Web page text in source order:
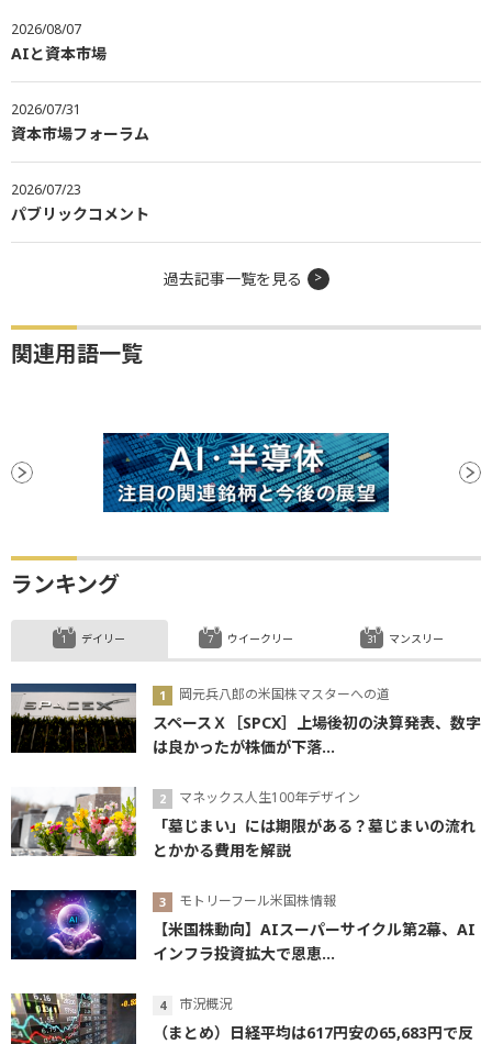
2026/08/07
AIと資本市場
2026/07/31
資本市場フォーラム
2026/07/23
パブリックコメント
過去記事一覧を見る
関連用語一覧
ランキング
デイリー
岡元兵八郎の米国株マスターへの道
スペースＸ［SPCX］上場後初の決算発表、数字
は良かったが株価が下落...
マネックス人生100年デザイン
「墓じまい」には期限がある？墓じまいの流れ
とかかる費用を解説
モトリーフール米国株情報
【米国株動向】AIスーパーサイクル第2幕、AI
インフラ投資拡大で恩恵...
市況概況
（まとめ）日経平均は617円安の65,683円で反
ウイークリー マンスリー